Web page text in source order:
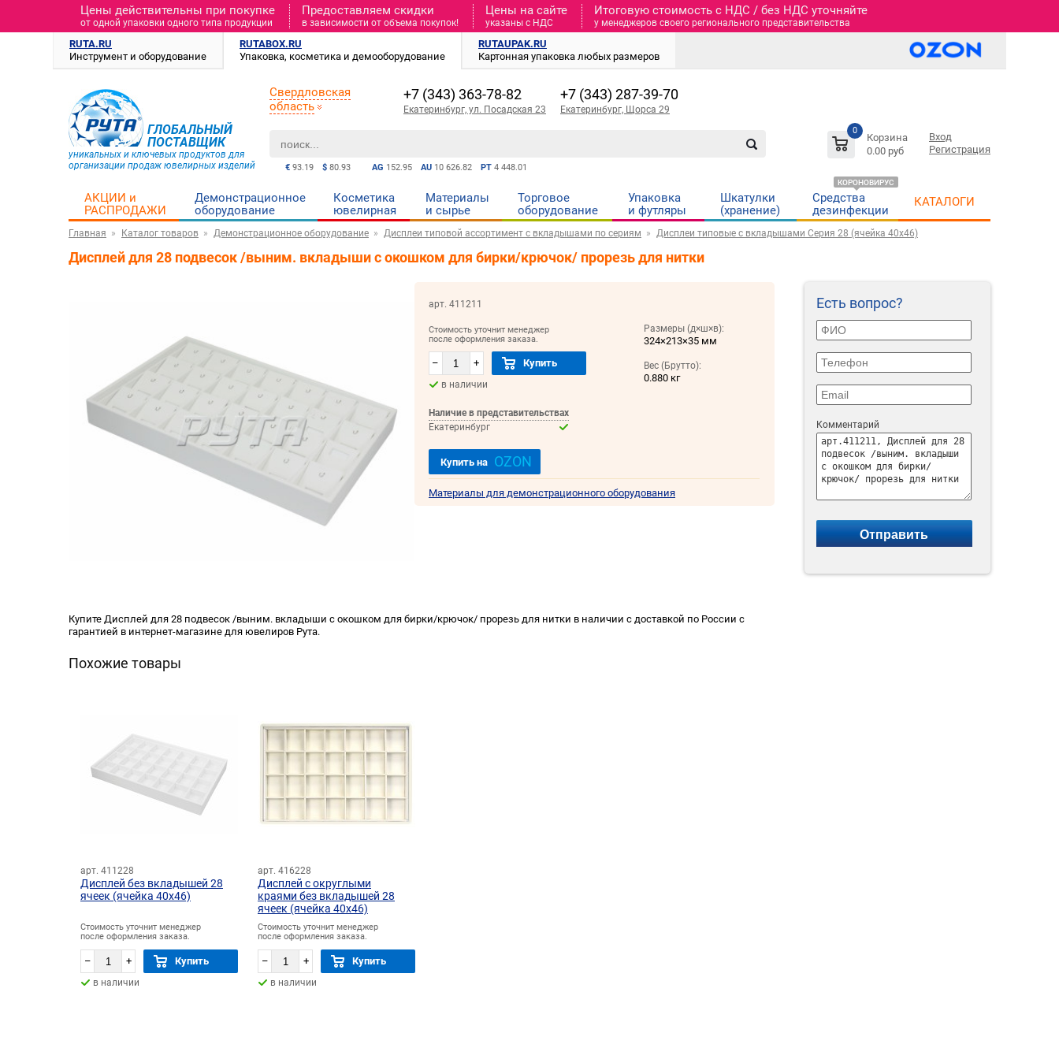
Цены действительны при покупке
от одной упаковки одного типа продукции
Предоставляем скидки
в зависимости от объема покупок!
Цены на сайте
указаны с НДС
Итоговую стоимость c НДС / без НДС уточняйте
у менеджеров своего регионального представительства
RUTA.RU
Инструмент и оборудование
RUTABOX.RU
Упаковка, косметика и демооборудование
RUTAUPAK.RU
Картонная упаковка любых размеров
ГЛОБАЛЬНЫЙ
ПОСТАВЩИК
уникальных и ключевых продуктов для
организации продаж ювелирных изделий
AG 152.95 AU 10 626.82 PT 4 448.01
€ 93.19 $ 80.93
0
Корзина
0.00 руб
Вход
Регистрация
Свердловская
область
+7 (343) 363-78-82
Екатеринбург, ул. Посадская 23
+7 (343) 287-39-70
Екатеринбург, Щорса 29
АКЦИИ и
РАСПРОДАЖИ
Демонстрационное
оборудование
Косметика
ювелирная
Материалы
и cырье
Торговое
оборудование
Упаковка
и футляры
Шкатулки
(хранение)
Средства
дезинфекции
КОРОНОВИРУС
КАТАЛОГИ
Главная Каталог товаров Демонстрационное оборудование Дисплеи типовой ассортимент с вкладышами по сериям Дисплеи типовые c вкладышами Серия 28 (ячейка 40х46)
Дисплей для 28 подвесок /выним. вкладыши с окошком для бирки/крючок/ прорезь для нитки
Есть вопрос?
Комментарий
арт. 411211
Стоимость уточнит менеджер
после оформления заказа.
– + Купить
в наличии
Наличие в представительствах
Екатеринбург
Размеры (д×ш×в):
324×213×35 мм
Вес (Брутто):
0.880 кг
Купить на OZON
Материалы для демонстрационного оборудования
Купите Дисплей для 28 подвесок /выним. вкладыши с окошком для бирки/крючок/ прорезь для нитки в наличии с доставкой по России с
гарантией в интернет-магазине для ювелиров Рута.
Похожие товары
арт. 411228
Дисплей без вкладышей 28
ячеек (ячейка 40х46)
Стоимость уточнит менеджер
после оформления заказа.
– + Купить
в наличии
арт. 416228
Дисплей с округлыми
краями без вкладышей 28
ячеек (ячейка 40х46)
Стоимость уточнит менеджер
после оформления заказа.
– + Купить
в наличии